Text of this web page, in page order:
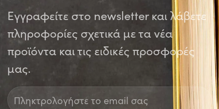
Εγγραφείτε στο newsletter και λάβετε
πληροφορίες σχετικά με τα νέα
προϊόντα και τις ειδικές προσφορές
μας.